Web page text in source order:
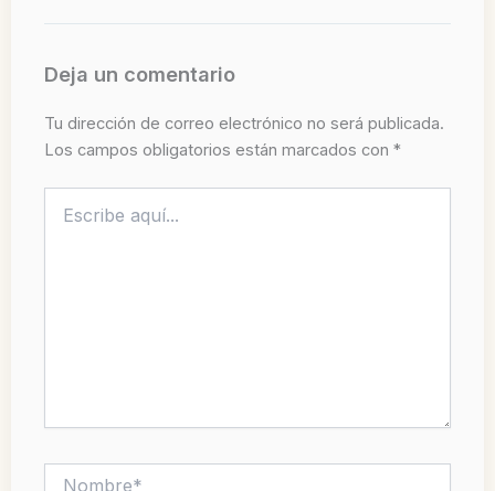
Deja un comentario
Tu dirección de correo electrónico no será publicada.
Los campos obligatorios están marcados con *
aquí...